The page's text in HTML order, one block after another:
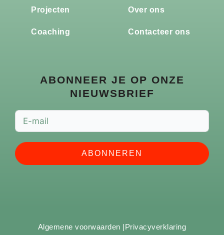
Projecten
Coaching
Over ons
Contacteer ons
ABONNEER JE OP ONZE
NIEUWSBRIEF
ABONNEREN
Algemene voorwaarden |Privacyverklaring